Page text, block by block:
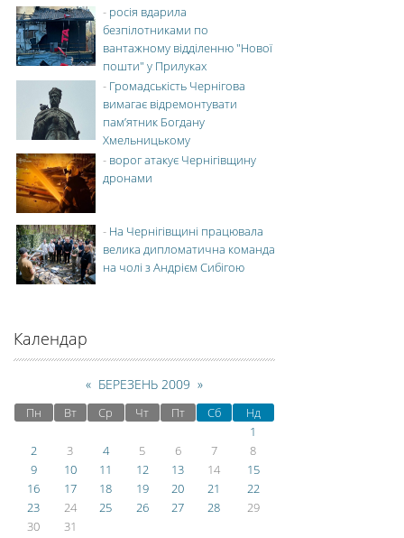
- росія вдарила
безпілотниками по
вантажному відділенню "Нової
пошти" у Прилуках
- Громадськість Чернігова
вимагає відремонтувати
пам’ятник Богдану
Хмельницькому
- ворог атакує Чернігівщину
дронами
- На Чернігівщині працювала
велика дипломатична команда
на чолі з Андрієм Сибігою
Календар
« БЕРЕЗЕНЬ 2009 »
Пн Вт Ср Чт Пт Сб
Нд
1
2
3 4 5 6 7
8
9
10 11 12 13 14
15
16
17 18 19 20 21
22
23
24 25 26 27 28
29
30
31